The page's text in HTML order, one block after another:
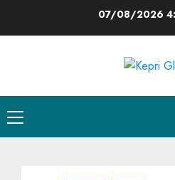
07/08/2026
Primary
Menu